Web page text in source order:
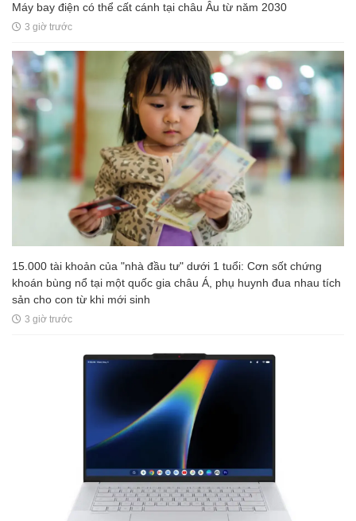
Máy bay điện có thể cất cánh tại châu Âu từ năm 2030
3 giờ trước
15.000 tài khoản của "nhà đầu tư" dưới 1 tuổi: Cơn sốt chứng
khoán bùng nổ tại một quốc gia châu Á, phụ huynh đua nhau tích
sản cho con từ khi mới sinh
3 giờ trước